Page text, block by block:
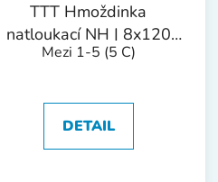
TTT Hmoždinka
natloukací NH | 8x120
mm 1bal/50ks
Mezi 1-5 (5 C)
DETAIL